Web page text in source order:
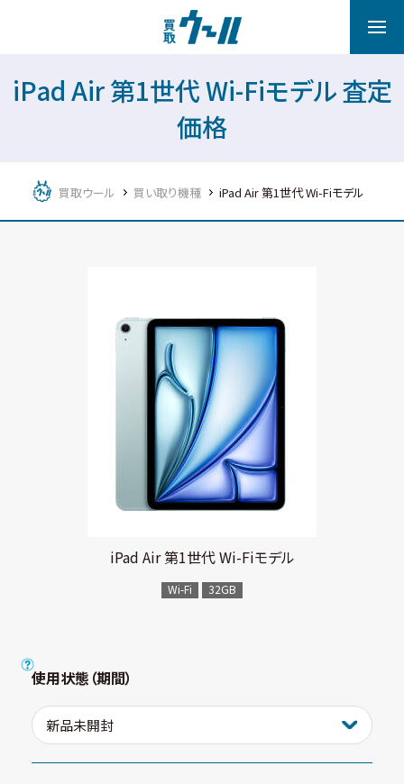
iPad Air 第1世代 Wi-Fiモデル 査定
価格
買取ウール 買い取り機種 iPad Air 第1世代 Wi-Fiモデル
iPad Air 第1世代 Wi-Fiモデル
Wi-Fi 32GB
使用状態（期間）